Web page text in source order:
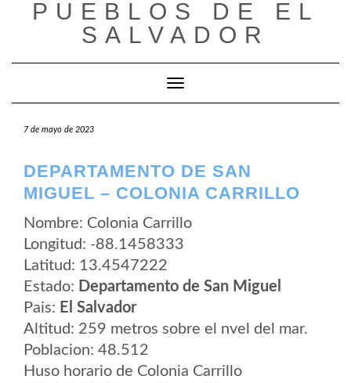
PUEBLOS DE EL
SALVADOR
Cambiar modo de navegación
7 de mayo de 2023
DEPARTAMENTO DE SAN
MIGUEL – COLONIA CARRILLO
Nombre: Colonia Carrillo
Longitud: -88.1458333
Latitud: 13.4547222
Estado: Departamento de San Miguel
Pais: El Salvador
Altitud: 259 metros sobre el nvel del mar.
Poblacion: 48.512
Huso horario de Colonia Carrillo